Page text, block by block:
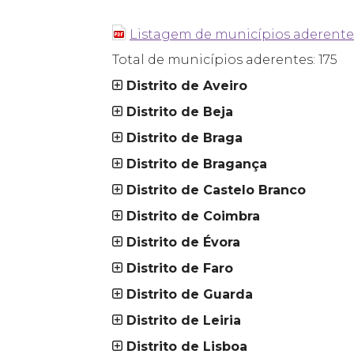
Listagem de municípios
Total de municípios aderentes: 175
Distrito de Aveiro
Distrito de Beja
Distrito de Braga
Distrito de Bragança
Distrito de Castelo Branco
Distrito de Coimbra
Distrito de Évora
Distrito de Faro
Distrito de Guarda
Distrito de Leiria
Distrito de Lisboa